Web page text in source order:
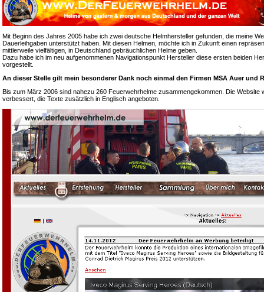
Mit Beginn des Jahres 2005 habe ich zwei deutsche Helmhersteller gefunden, die meine
Dauerleihgaben unterstützt haben. Mit diesen Helmen, möchte ich in Zukunft einen
mittlerweile vielfältigen, in Deutschland gebräuchlichen Helme geben.
Dazu habe ich im neu aufgenommenen Navigationspunkt Hersteller diese ersten beiden
vorgestellt.
An dieser Stelle gilt mein besonderer Dank noch einmal den Firmen MSA Auer und
Bis zum März 2006 sind nahezu 260 Feuerwehrhelme zusammengekommen. Die Website
verbessert, die Texte zusätzlich in Englisch angeboten.